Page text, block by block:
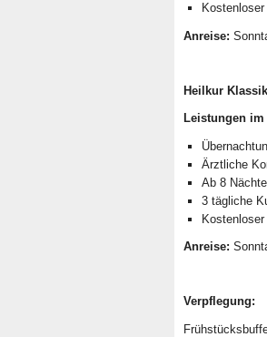
Anreise:
Heilkur Klassik
Leistungen
Ärztliche
Ab 8
3 tägliche
Anreise:
Verpflegung: